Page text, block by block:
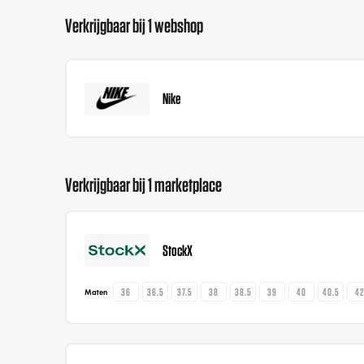
Verkrijgbaar bij 1 webshop
Nike
Verkrijgbaar bij 1 marketplace
StockX
Maten 36 36.5 37.5 38 38.5 39 40 40.5 42